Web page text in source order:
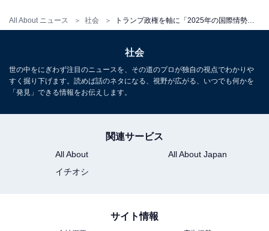
All About ニュース 社会 トランプ政権を軸に「2025年の国際情勢」を予想。行き当たりばったりの日本は渡り合えるのか
昭恵夫人はなぜ「日米関係のエ
モい状況」を作れたのか。石破
首相が直視すべき「実力不足」
の現実
次の記事
フジ上層部、最初の会見後は
「ヘラヘラしていた」と社内の
声。中居正広とワインスタイン
1
社会
世の中をにぎわず注目のニュースを、その道のプロが独自の視点でわかりや
すく掘り下げます。読めば話のネタになる、視野が広がる、いつでも何かを
「発見」できる情報をお伝えします。
関連サービス
All About
All About Japan
イチオシ
サイト情報